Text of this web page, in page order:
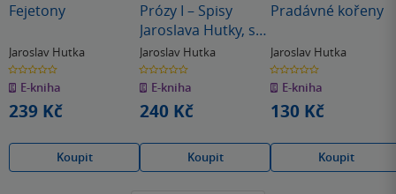
Fejetony
Jaroslav Hutka
0.0
z
5
hvězdiček
E-kniha
239 Kč
Koupit
Prózy I – Spisy
Jaroslava Hutky, sv.
4
Jaroslav Hutka
0.0
z
5
hvězdiček
E-kniha
240 Kč
Koupit
Pradávné kořeny
Jaroslav Hutka
0.0
z
5
hvězdiček
E-kniha
130 Kč
Koupit